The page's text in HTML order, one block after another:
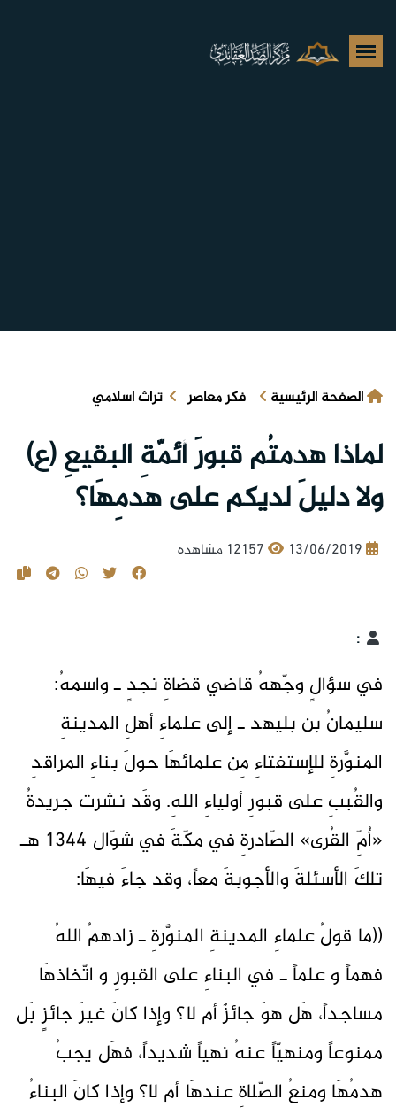
الصفحة الرئيسية فكر معاصر تراث اسلامي
لماذا هدمتُم قبورَ أئمّةِ البقيعِ (ع)
ولا دليلَ لديكم على هدمِهَا؟
13/06/2019 12157 مشاهدة
:
في سؤالٍ وجّههُ قاضي قضاةِ نجدٍ ـ واسمهُ:
سليمانُ بن بليهد ـ إلى علماءِ أهلِ المدينةِ
المنوَّرةِ للإستفتاءِ مِن علمائهَا حولَ بناءِ المراقدِ
والقُببِ على قبورِ أولياءِ اللهِ. وقَد نشرت جريدةُ
«أُمِّ القُرى» الصّادرةِ في مكّةَ في شوّال 1344 هـ
تلكَ الأسئلةَ والأجوبةَ معاً، وقد جاءَ فيهَا:
((ما قولُ علماءِ المدينةِ المنوَّرةِ ـ زادهمُ اللهُ
فهماً و علماً ـ في البناءِ على القبورِ و اتّخاذهَا
مساجداً، هَل هوَ جائزٌ أم لا؟ وإذا كانَ غيرَ جائزٍ بَل
ممنوعاً ومنهيّاً عنهُ نهياً شديداً، فهَل يجبُ
هدمُهَا ومنعُ الصّلاةِ عندهَا أم لا؟ وإذا كانَ البناءُ